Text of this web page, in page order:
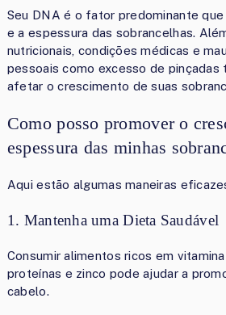
Seu DNA é o fator predominante
e a espessura das sobrancelhas.
nutricionais, condições médicas e
pessoais como excesso de pinçadas
afetar o crescimento de suas
Como posso promover o
espessura das minhas
Aqui estão algumas maneiras
1. Mantenha uma Dieta Saudável
Consumir alimentos ricos em
proteínas e zinco pode ajudar a
cabelo.